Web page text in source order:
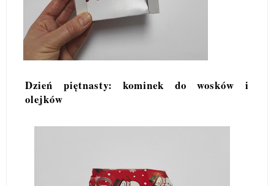
Dzień piętnasty: kominek do wosków i
olejków